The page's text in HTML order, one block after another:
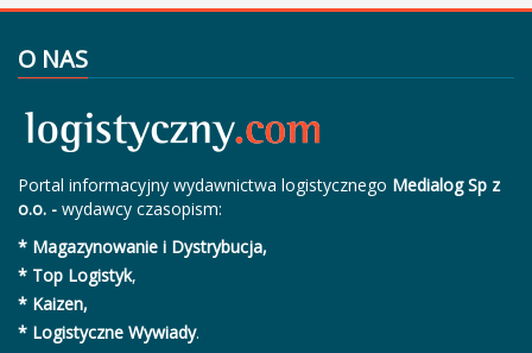
O NAS
Portal informacyjny wydawnictwa logistycznego Medialog Sp z
o.o. - wydawcy czasopism:
* Magazynowanie i Dystrybucja,
* Top Logistyk,
* Kaizen,
* Logistyczne Wywiady.